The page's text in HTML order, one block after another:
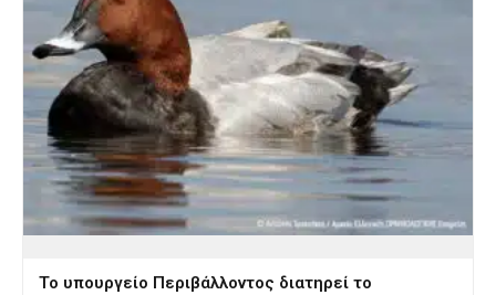
Το υπουργείο Περιβάλλοντος διατηρεί το